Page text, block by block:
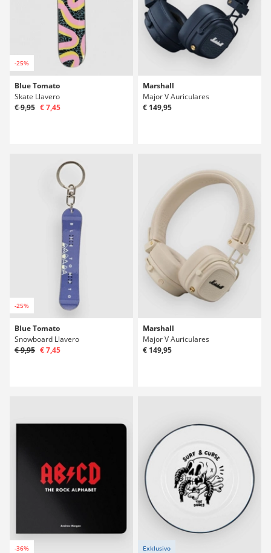
-25%
Blue Tomato
Skate Llavero
€ 9,95 € 7,45
Marshall
Major V Auriculares
€ 149,95
-25%
Blue Tomato
Snowboard Llavero
€ 9,95 € 7,45
Marshall
Major V Auriculares
€ 149,95
-36% Exklusivo